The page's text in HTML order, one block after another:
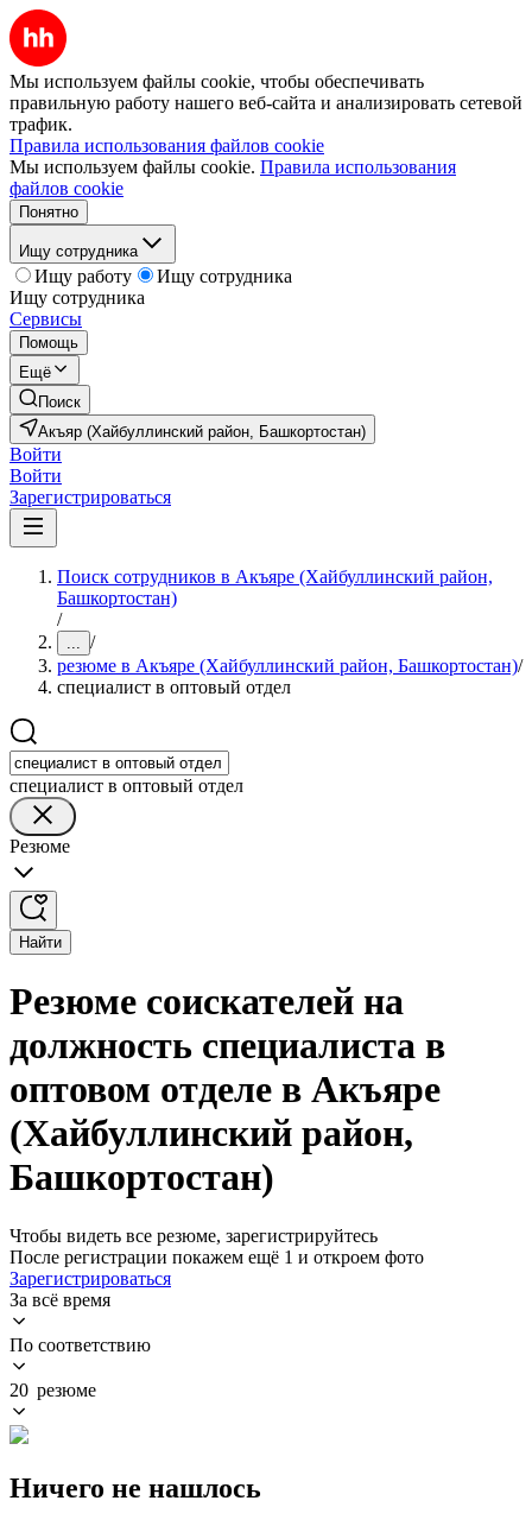
Мы используем файлы cookie, чтобы обеспечивать
правильную работу нашего веб-сайта и анализировать сетевой
трафик.
Правила использования файлов cookie
Мы используем файлы cookie. Правила использования
файлов cookie
Понятно
Ищу сотрудника
Ищу работу
Ищу сотрудника
Ищу сотрудника
Сервисы
Помощь
Ещё
Поиск
Акъяр (Хайбуллинский район, Башкортостан)
Войти
Войти
Зарегистрироваться
Поиск сотрудников в Акъяре (Хайбуллинский район,
Башкортостан)
/
... /
резюме в Акъяре (Хайбуллинский район, Башкортостан)/
специалист в оптовый отдел
специалист в оптовый отдел
Резюме
Найти
Резюме соискателей на
должность специалиста в
оптовом отделе в Акъяре
(Хайбуллинский район,
Башкортостан)
Чтобы видеть все резюме, зарегистрируйтесь
После регистрации покажем ещё 1 и откроем фото
Зарегистрироваться
За всё время
По соответствию
20 резюме
Ничего не нашлось